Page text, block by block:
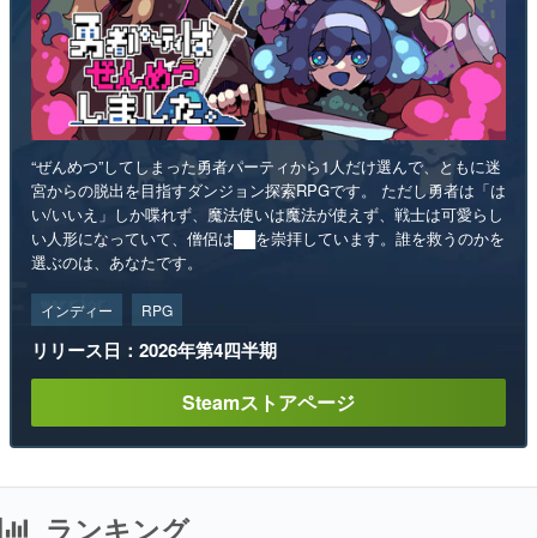
“ぜんめつ”してしまった勇者パーティから1人だけ選んで、ともに迷
宮からの脱出を目指すダンジョン探索RPGです。 ただし勇者は「は
い/いいえ」しか喋れず、魔法使いは魔法が使えず、戦士は可愛らし
い人形になっていて、僧侶は██を崇拝しています。誰を救うのかを
選ぶのは、あなたです。
インディー RPG
リリース日：2026年第4四半期
Steamストアページ
ランキング